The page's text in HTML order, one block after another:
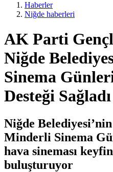
Haberler
Niğde haberleri
AK Parti
Niğde
Sinema
Desteği Sağladı
Niğde
Minderli Sinema
hava sineması
buluşturuyor